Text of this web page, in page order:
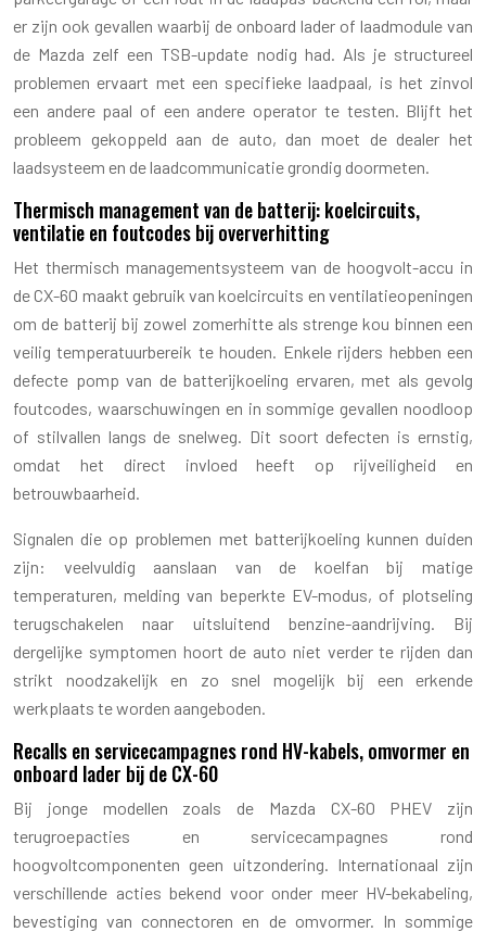
er zijn ook gevallen waarbij de onboard lader of laadmodule van
de Mazda zelf een TSB-update nodig had. Als je structureel
problemen ervaart met een specifieke laadpaal, is het zinvol
een andere paal of een andere operator te testen. Blijft het
probleem gekoppeld aan de auto, dan moet de dealer het
laadsysteem en de laadcommunicatie grondig doormeten.
Thermisch management van de batterij: koelcircuits,
ventilatie en foutcodes bij oververhitting
Het thermisch managementsysteem van de hoogvolt-accu in
de CX-60 maakt gebruik van koelcircuits en ventilatieopeningen
om de batterij bij zowel zomerhitte als strenge kou binnen een
veilig temperatuurbereik te houden. Enkele rijders hebben een
defecte pomp van de batterijkoeling ervaren, met als gevolg
foutcodes, waarschuwingen en in sommige gevallen noodloop
of stilvallen langs de snelweg. Dit soort defecten is ernstig,
omdat het direct invloed heeft op rijveiligheid en
betrouwbaarheid.
Signalen die op problemen met batterijkoeling kunnen duiden
zijn: veelvuldig aanslaan van de koelfan bij matige
temperaturen, melding van beperkte EV-modus, of plotseling
terugschakelen naar uitsluitend benzine-aandrijving. Bij
dergelijke symptomen hoort de auto niet verder te rijden dan
strikt noodzakelijk en zo snel mogelijk bij een erkende
werkplaats te worden aangeboden.
Recalls en servicecampagnes rond HV-kabels, omvormer en
onboard lader bij de CX-60
Bij jonge modellen zoals de Mazda CX-60 PHEV zijn
terugroepacties en servicecampagnes rond
hoogvoltcomponenten geen uitzondering. Internationaal zijn
verschillende acties bekend voor onder meer HV-bekabeling,
bevestiging van connectoren en de omvormer. In sommige